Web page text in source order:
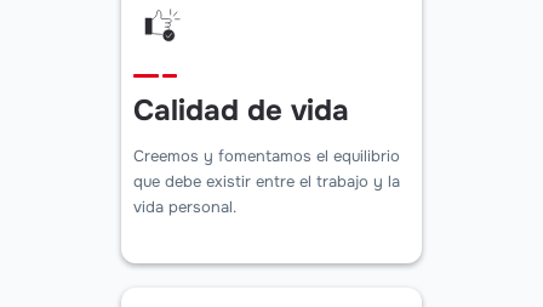
Calidad de vida
Creemos y fomentamos el equilibrio
que debe existir entre el trabajo y la
vida personal.